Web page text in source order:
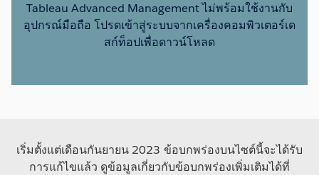
Tableau Advanced Management ไม่พร้อมใช้งานกับ
อุปกรณ์มือถือ โปรดเข้าสู่ระบบจากเครื่องคอมพิวเตอร์เด
สก์ท็อปเพื่อดาวน์โหลด
เริ่มตั้งแต่เดือนกันยายน 2023 ข้อบกพร่องบนไซต์นี้จะได้รับ
การแก้ไขแล้ว ดูข้อมูลเกี่ยวกับข้อบกพร่องเพิ่มเติมได้ที่